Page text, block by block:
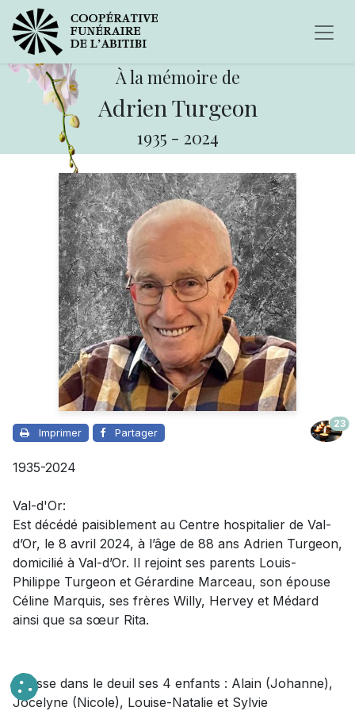
À la mémoire de
Adrien Turgeon
1935 - 2024
Imprimer Partager
23
1935-2024
Val-d'Or:
Est décédé paisiblement au Centre hospitalier de Val-
d’Or, le 8 avril 2024, à l’âge de 88 ans Adrien Turgeon,
domicilié à Val-d’Or. Il rejoint ses parents Louis-
Philippe Turgeon et Gérardine Marceau, son épouse
Céline Marquis, ses frères Willy, Hervey et Médard
ainsi que sa sœur Rita.
Il laisse dans le deuil ses 4 enfants : Alain (Johanne),
Jocelyne (Nicole), Louise-Natalie et Sylvie